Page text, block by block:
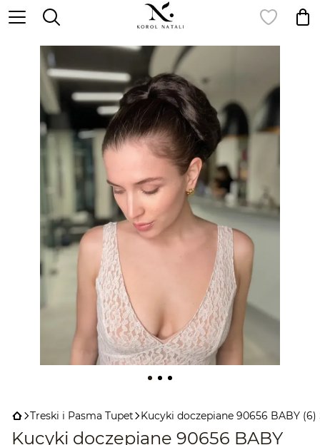
Treski і Pasma Tupet Kucyki doczepiane 90656 BABY
Kucyki doczepiane 90656 BABY